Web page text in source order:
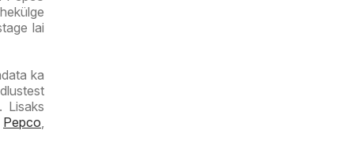
lai
ka
Lisaks
Pepco